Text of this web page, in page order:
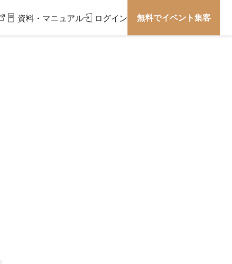
資料・マニュアル ログイン 無料でイベント集客